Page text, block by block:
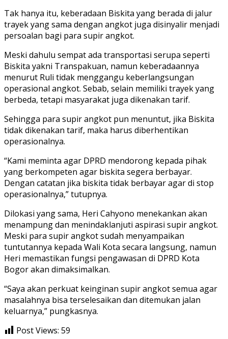
Tak hanya itu, keberadaan Biskita yang berada di jalur
trayek yang sama dengan angkot juga disinyalir menjadi
persoalan bagi para supir angkot.
Meski dahulu sempat ada transportasi serupa seperti
Biskita yakni Transpakuan, namun keberadaannya
menurut Ruli tidak menggangu keberlangsungan
operasional angkot. Sebab, selain memiliki trayek yang
berbeda, tetapi masyarakat juga dikenakan tarif.
Sehingga para supir angkot pun menuntut, jika Biskita
tidak dikenakan tarif, maka harus diberhentikan
operasionalnya.
“Kami meminta agar DPRD mendorong kepada pihak
yang berkompeten agar biskita segera berbayar.
Dengan catatan jika biskita tidak berbayar agar di stop
operasionalnya,” tutupnya.
Dilokasi yang sama, Heri Cahyono menekankan akan
menampung dan menindaklanjuti aspirasi supir angkot.
Meski para supir angkot sudah menyampaikan
tuntutannya kepada Wali Kota secara langsung, namun
Heri memastikan fungsi pengawasan di DPRD Kota
Bogor akan dimaksimalkan.
“Saya akan perkuat keinginan supir angkot semua agar
masalahnya bisa terselesaikan dan ditemukan jalan
keluarnya,” pungkasnya.
Post Views: 59